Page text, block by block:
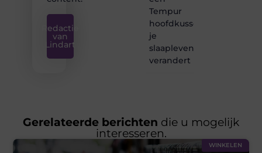
Redactie
van
Lindart
Tempur
hoofdkussen
je
slaapleven
verandert
Gerelateerde berichten die u mogelijk
interesseren.
WINKELEN